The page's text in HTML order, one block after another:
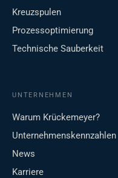
Kreuzspulen
Prozessoptimierung
Technische Sauberkeit
UNTERNEHMEN
Warum Krückemeyer?
Unternehmenskennzahlen
News
Karriere